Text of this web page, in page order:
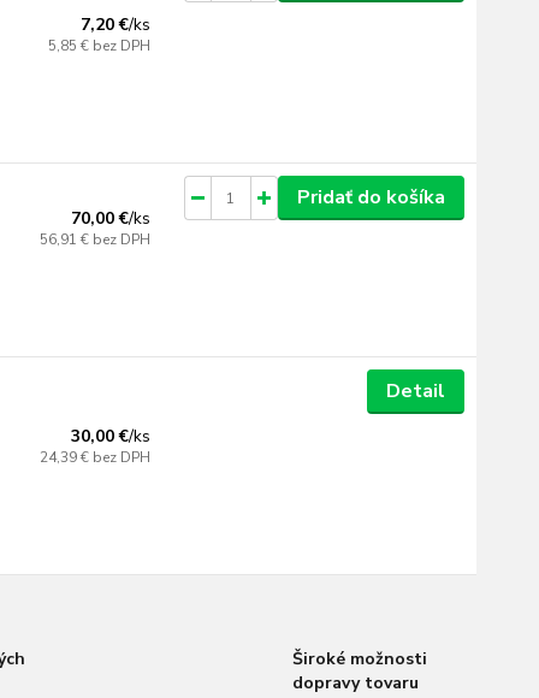
7,20 €/ks
5,85 € bez DPH
70,00 €/ks
56,91 € bez DPH
Pridať do košíka
30,00 €/ks
24,39 € bez DPH
Detail
Široké možnosti
dopravy tovaru